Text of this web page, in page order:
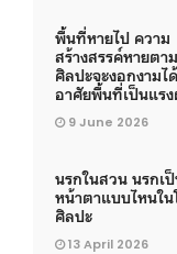
พื้นที่หายไป ความ
สร้างสรรค์หายตา
ศิลปะจะงอกงามไ
อาศัยพื้นที่เป็นแร
9 June 2026
นรกในสวน นรกเ
หน้าตาแบบไหนใน
ศิลปะ
13 April 2026